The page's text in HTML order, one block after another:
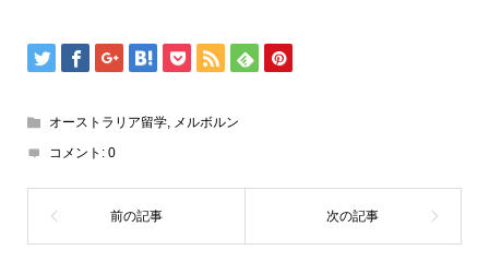
オーストラリア留学,
メルボルン
コメント: 0